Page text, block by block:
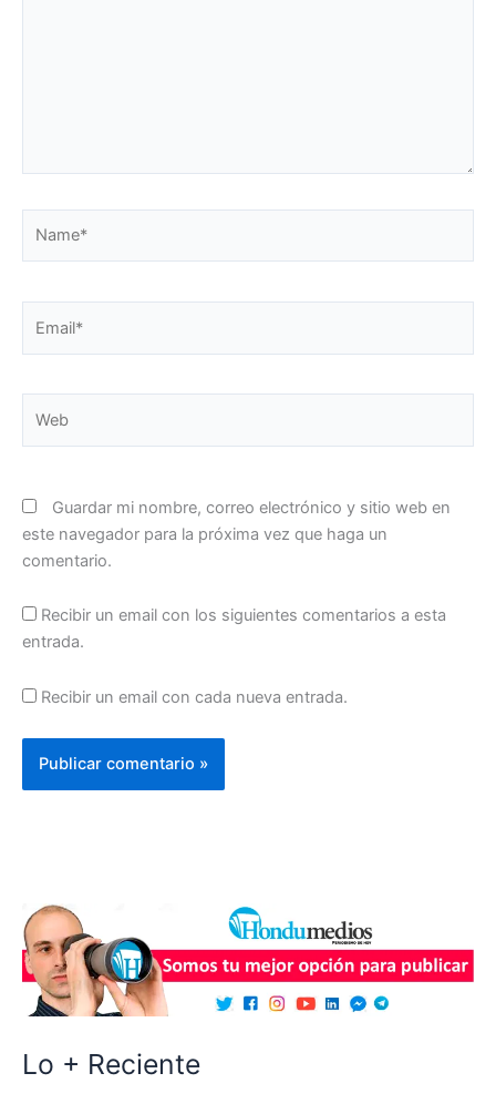
Guardar mi nombre, correo electrónico y sitio web en
este navegador para la próxima vez que haga un
comentario.
Recibir un email con los siguientes comentarios a esta
entrada.
Recibir un email con cada nueva entrada.
Lo + Reciente